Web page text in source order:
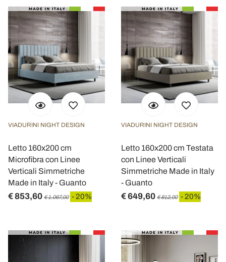
VIADURINI NIGHT DESIGN
Letto 160x200 cm
Microfibra con Linee
Verticali Simmetriche
Made in Italy - Guanto
€ 853,60 € 1.067,00 - 20%
VIADURINI NIGHT DESIGN
Letto 160x200 cm Testata
con Linee Verticali
Simmetriche Made in Italy
- Guanto
€ 649,60 € 812,00 - 20%